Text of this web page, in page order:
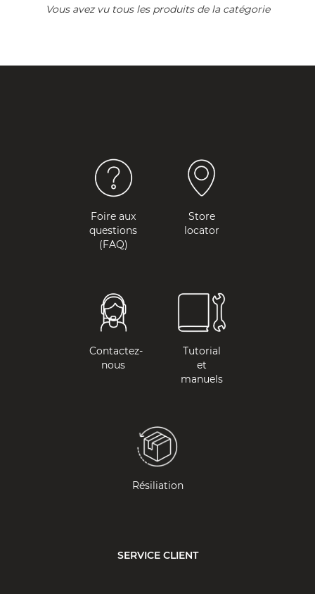
Vous avez vu tous les produits de la catégorie
Foire aux
questions
(FAQ)
Store
locator
Contactez-
nous
Tutorial
et
manuels
Résiliation
SERVICE CLIENT